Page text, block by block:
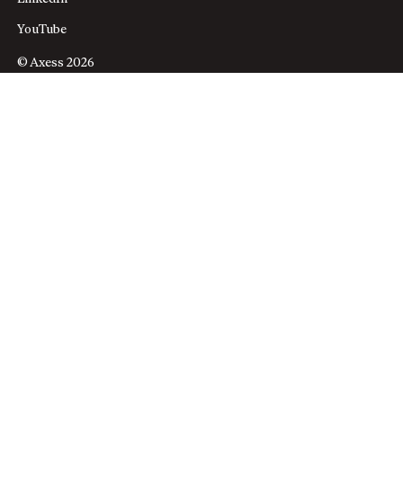
YouTube
© Axess 2026